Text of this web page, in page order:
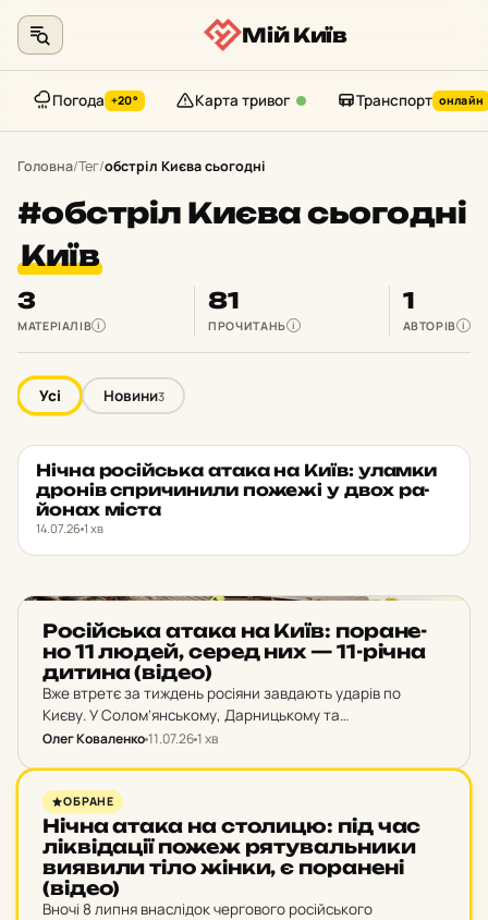
Мій Київ
Погода +20° Карта тривог Транспорт онлайн
Головна/Тег/обстріл Києва сьогодні
#обстріл Києва сьогодні
Київ
3
МАТЕРІАЛІВ i
81
ПРОЧИТАНЬ i
1
АВТОРІВ i
Усі Новини3
НОВИНИ ★ ОБРАНЕ
Нічна ро­сій­ська атака на Київ: уламки
дронів спри­чи­ни­ли пожежі у двох ра­
йо­нах міста
14.07.26 1 хв
НОВИНИ
Ро­сій­ська атака на Київ: по­ра­не­
но 11 людей, серед них — 11-річна
дитина (відео)
Вже втретє за тиждень росіяни завдають ударів по
Києву. У Солом’янському, Дарницькому та
Дніпровському районах столиці зафіксовано влучання
Олег Коваленко11.07.261 хв
НОВИНИ
ОБРАНЕ
Нічна атака на сто­ли­цю: під час
лік­ві­да­ції пожеж ря­ту­валь­ни­ки
ви­я­ви­ли тіло жінки, є по­ра­не­ні
(відео)
Вночі 8 липня внаслідок чергового російського